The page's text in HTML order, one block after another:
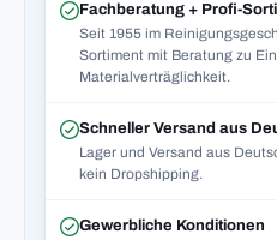
Fachberatung + Profi-
Seit 1955 im
Sortiment mit Beratung zu
Materialverträglichkeit.
Schneller Versand aus
Lager und Versand aus
kein Dropshipping.
Gewerbliche Konditionen